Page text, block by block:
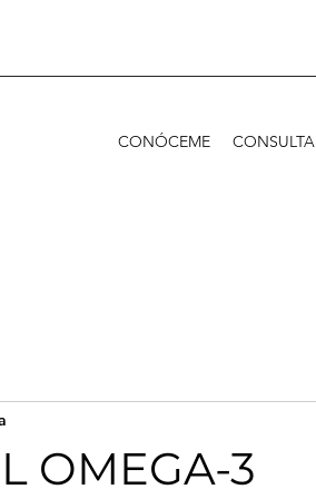
CONÓCEME CONSULTA
OMEGA-3